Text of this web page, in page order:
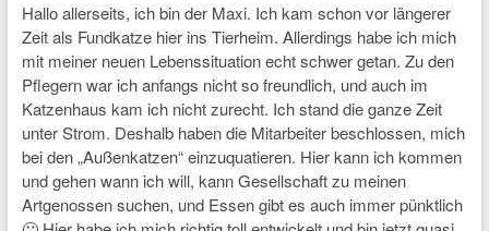
Hallo allerseits, ich bin der Maxi. Ich kam schon vor längerer
Zeit als Fundkatze hier ins Tierheim. Allerdings habe ich mich
mit meiner neuen Lebenssituation echt schwer getan. Zu den
Pflegern war ich anfangs nicht so freundlich, und auch im
Katzenhaus kam ich nicht zurecht. Ich stand die ganze Zeit
unter Strom. Deshalb haben die Mitarbeiter beschlossen, mich
bei den „Außenkatzen“ einzuquatieren. Hier kann ich kommen
und gehen wann ich will, kann Gesellschaft zu meinen
Artgenossen suchen, und Essen gibt es auch immer pünktlich